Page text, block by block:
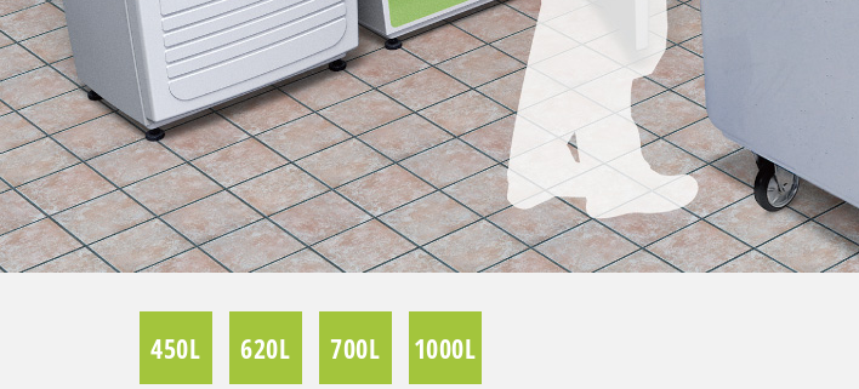
450L 620L 700L 1000L